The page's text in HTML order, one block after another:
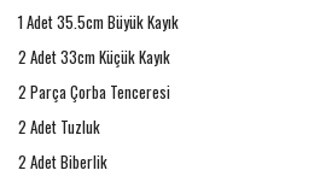
1 Adet 35.5cm Büyük Kayık
2 Adet 33cm Küçük Kayık
2 Parça Çorba Tenceresi
2 Adet Tuzluk
2 Adet Biberlik